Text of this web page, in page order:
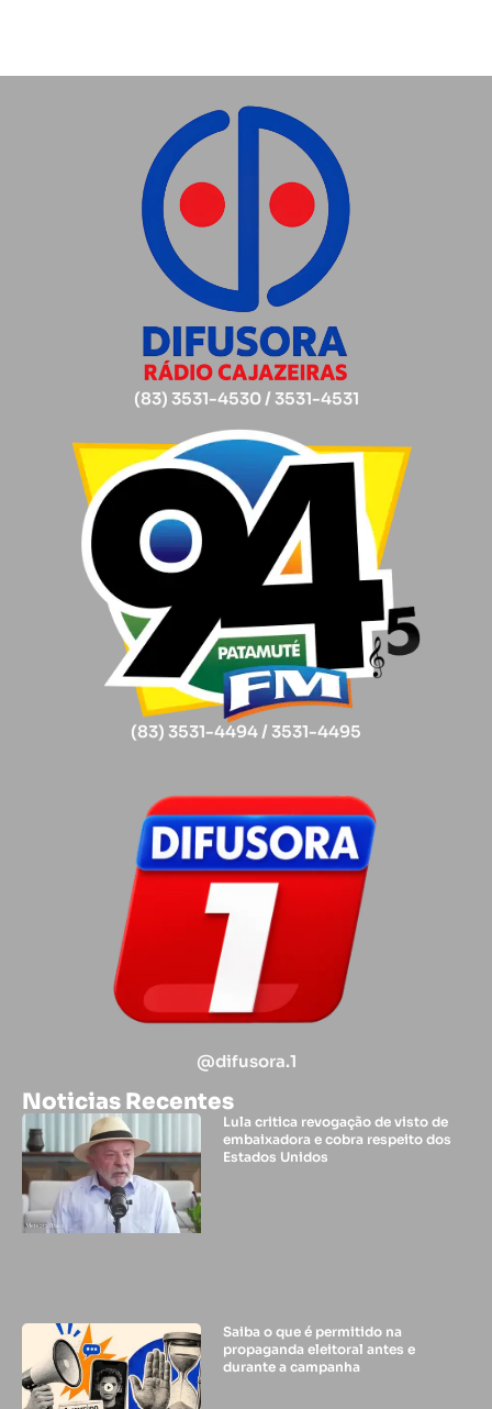
(83) 3531-4530 / 3531-4531
(83) 3531-4494 / 3531-4495
@difusora.1
Noticias Recentes
Lula critica revogação de visto de
embaixadora e cobra respeito dos
Estados Unidos
Saiba o que é permitido na
propaganda eleitoral antes e
durante a campanha